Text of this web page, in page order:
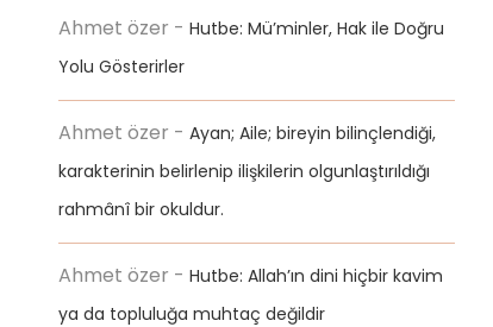
Ahmet özer -Hutbe: Mü’minler, Hak ile Doğru
Yolu Gösterirler
Ahmet özer -Ayan; Aile; bireyin bilinçlendiği,
karakterinin belirlenip ilişkilerin olgunlaştırıldığı
rahmânî bir okuldur.
Ahmet özer -Hutbe: Allah’ın dini hiçbir kavim
ya da topluluğa muhtaç değildir